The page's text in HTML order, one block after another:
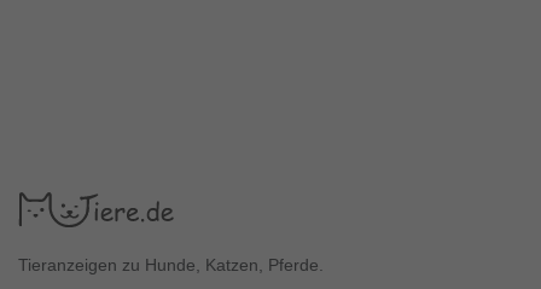
Tieranzeigen zu Hunde, Katzen, Pferde.